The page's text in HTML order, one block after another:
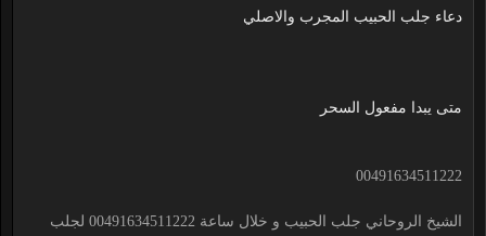
دعاء جلب الحبيب المجرب والاصلي
متى يبدا مفعول السحر
00491634511222
الشيخ الروحاني جلب الحبيب و خلال ساعة 00491634511222 لجلب